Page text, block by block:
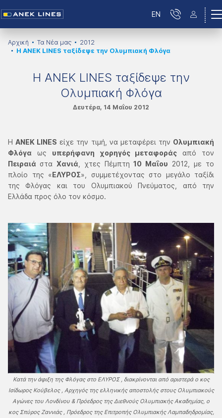
EN
Αρχική Τα Νέα μας
2012
Η ΑΝΕΚ LINES ταξίδεψε την Ολυμπιακή Φλόγα
Η ΑΝΕΚ LINES ταξίδεψε την
Ολυμπιακή Φλόγα
Δευτέρα, 14 Μαΐου 2012
ΗΑΝΕΚ LINES είχε την τιμή, να μεταφέρει την Ολυμπιακή
Φλόγα ως υπερήφανη χορηγός μεταφοράς από τον
Πειραιά στα Χανιά , χτες Πέμπτη10 Μαΐου 2012, με το
πλοίο της «ΕΛΥΡΟΣ», συμμετέχοντας στο μεγάλο ταξίδι
της Φλόγας και του Ολυμπιακού Πνεύματος, από την
Ελλάδα προς όλο τον κόσμο.
Κατά την άφιξη της Φλόγας στο ΕΛΥΡΟΣ , διακρίνονται από αριστερά ο κος
Ισίδωρος Κούβελος , Αρχηγός της ελληνικής αποστολής στους Ολυμπιακούς
Αγώνες του Λονδίνου & Πρόεδρος της Διεθνούς Ολυμπιακής Ακαδημίας, ο
κος Σπύρος Ζαννιάς , Πρόεδρος της Επιτροπής Ολυμπιακής Λαμπαδηδρομίας,